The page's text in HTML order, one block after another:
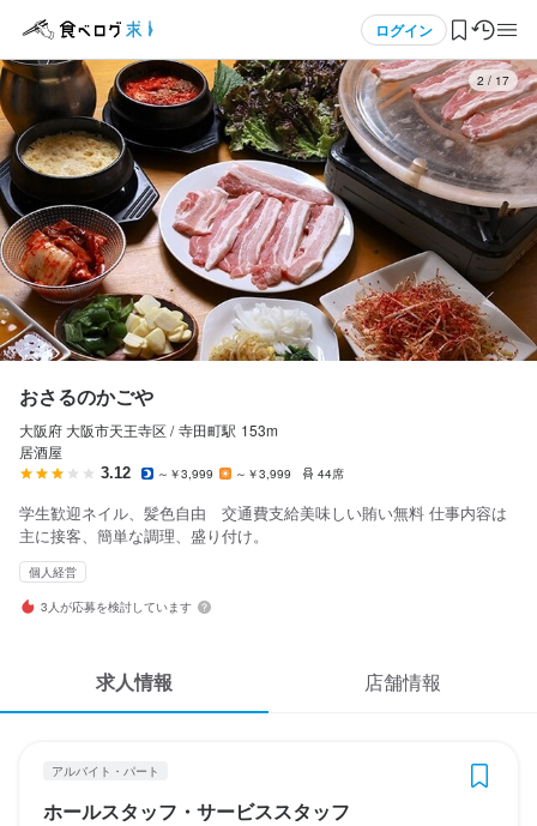
ログイン
ログイン・無料会員登録
食べログ求人TOP
求人検索
マイページ管理
気になる求人
検索履歴・保存した条件
応募履歴
WEB履歴書
ヘルプ・お問い合わせフォーム
掲載をご検討の店舗様へ
食べログ求人PRESS
3 / 17
おさるのかごや
大阪府 大阪市天王寺区 / 寺田町駅 153m
居酒屋
3.12 ～￥3,999 ～￥3,999 44席
学生歓迎ネイル、髪色自由 交通費支給美味しい賄い無料 仕事内容は
主に接客、簡単な調理、盛り付け。
個人経営
3人が応募を検討しています
求人情報 店舗情報
アルバイト・パート
ホールスタッフ・サービススタッフ
アルバイト・パート おさるのかごや
ホールスタッフ・サービススタッフ
ホールスタッフ・サービススタッフ
時給1,200円〜
交通費支給 給与手渡しOK
勤務時間
17:00-22:30
終電考慮あり ダブルワーク・副業OK 週1日からOK
休日・休暇
火曜日
・契約期間の定めなし
まかない・食事補助あり
応募画面へ進む
アルバイト・パート おさるのかごや
ホールスタッフ・サービススタッフ
ホールスタッフ・サービススタッフ
時給1,200円〜
交通費支給 給与手渡しOK
勤務時間
17:00-22:30
終電考慮あり ダブルワーク・副業OK 週1日からOK
休日・休暇
火曜日
・契約期間の定めなし
まかない・食事補助あり
応募画面へ進む